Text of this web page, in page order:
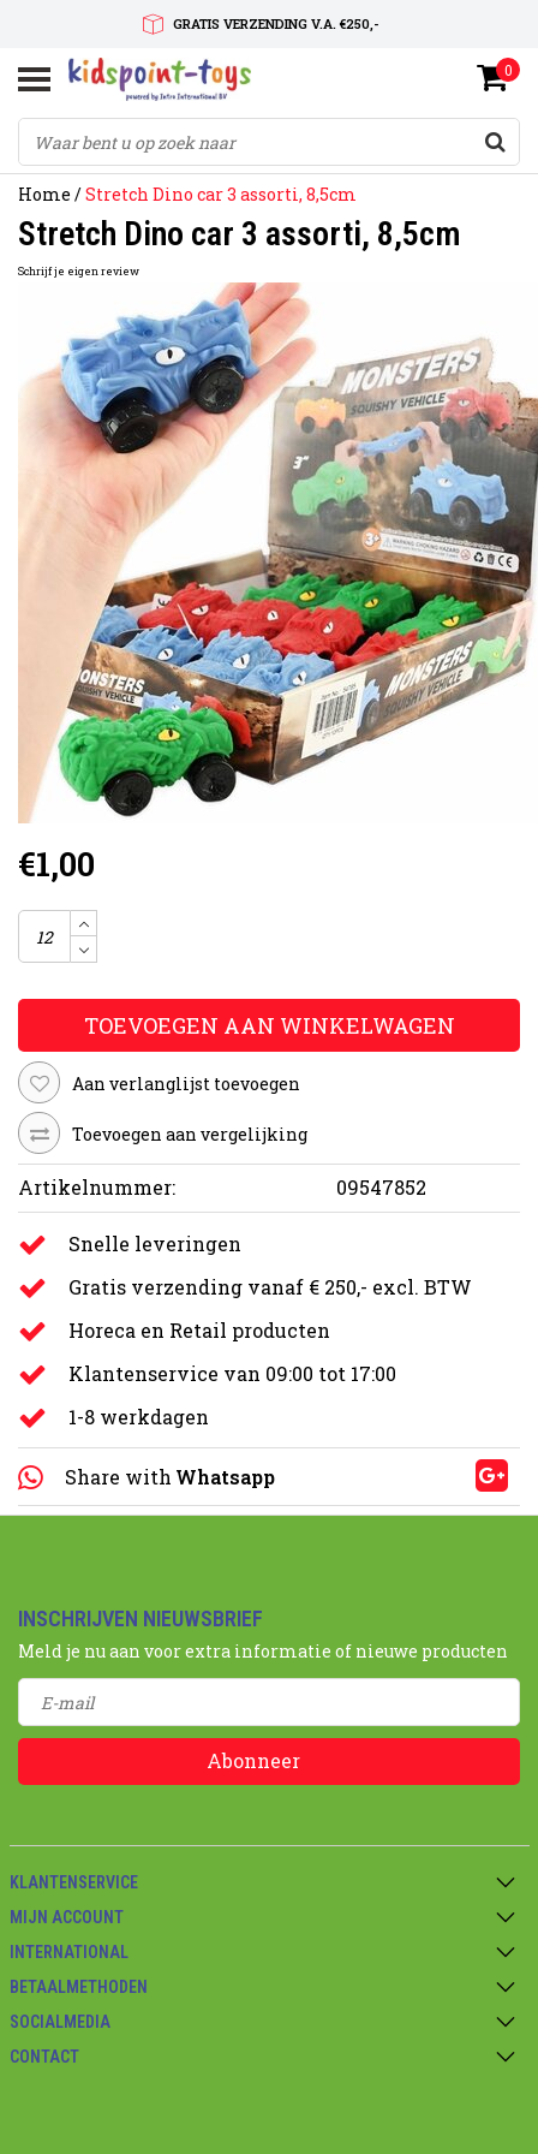
GRATIS VERZENDING V.A. €250,-
SNELLE LEVERTIJD
SERVICE OP MAAT
0
Home /Stretch Dino car 3 assorti, 8,5cm
Stretch Dino car 3 assorti, 8,5cm
Schrijf je eigen review
€1,00
TOEVOEGEN AAN WINKELWAGEN
Aan verlanglijst toevoegen
Toevoegen aan vergelijking
Artikelnummer: 09547852
Snelle leveringen
Gratis verzending vanaf € 250,- excl. BTW
Horeca en Retail producten
Klantenservice van 09:00 tot 17:00
1-8 werkdagen
Share with Whatsapp
INSCHRIJVEN NIEUWSBRIEF
Meld je nu aan voor extra informatie of nieuwe producten
Abonneer
KLANTENSERVICE
MIJN ACCOUNT
INTERNATIONAL
BETAALMETHODEN
SOCIALMEDIA
CONTACT